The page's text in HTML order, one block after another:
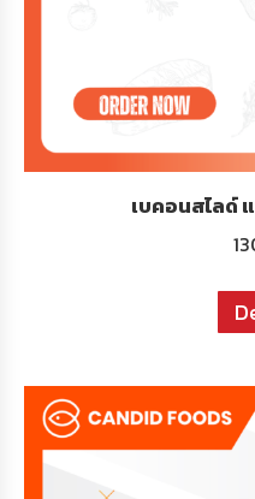
เบคอนสไลด์